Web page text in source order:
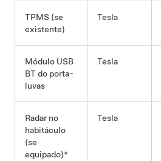
TPMS (se
existente)
Tesla
Módulo USB
BT do porta-
luvas
Tesla
Radar no
habitáculo
(se
equipado)*
Tesla